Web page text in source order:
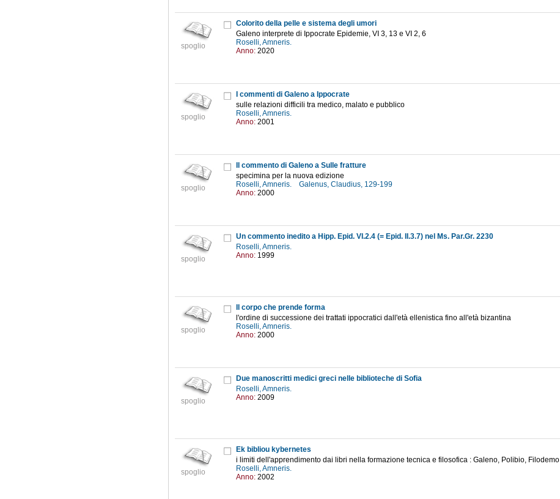
spoglio
Colorito della pelle e sistema degli umori
Galeno interprete di Ippocrate Epidemie, VI 3, 13 e VI 2, 6
Roselli, Amneris.
Anno: 2020
spoglio
I commenti di Galeno a Ippocrate
sulle relazioni difficili tra medico, malato e pubblico
Roselli, Amneris.
Anno: 2001
spoglio
Il commento di Galeno a Sulle fratture
specimina per la nuova edizione
Roselli, Amneris.
Galenus, Claudius, 129-199
Anno: 2000
spoglio
Un commento inedito a Hipp. Epid. VI.2.4 (= Epid. II.3.7) nel Ms. Par.Gr. 2230
Roselli, Amneris.
Anno: 1999
spoglio
Il corpo che prende forma
l'ordine di successione dei trattati ippocratici dall'età ellenistica fino all'età bizantina
Roselli, Amneris.
Anno: 2000
spoglio
Due manoscritti medici greci nelle biblioteche di Sofia
Roselli, Amneris.
Anno: 2009
spoglio
Ek bibliou kybernetes
i limiti dell'apprendimento dai libri nella formazione tecnica e filosofica : Galeno, Polibio, Filodemo
Roselli, Amneris.
Anno: 2002